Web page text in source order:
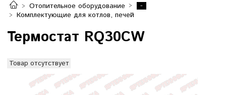
Отопительное оборудование
-
Комплектующие для котлов, печей
Термостат RQ30CW
Товар отсутствует